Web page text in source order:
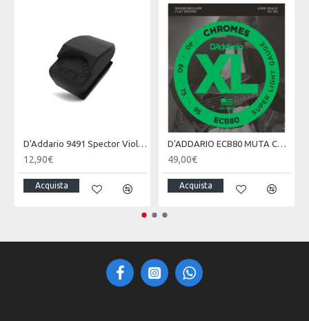
Confezionato in una scatola di metallo per una lunga durata
D'Addario 9491 Spector Violin Mute - Black
12,90€
Acquista
D'ADDARIO ECB80 MUTA CORDE BASSO ELETTRICO 40-95 FLATWOUND
49,00€
Acquista